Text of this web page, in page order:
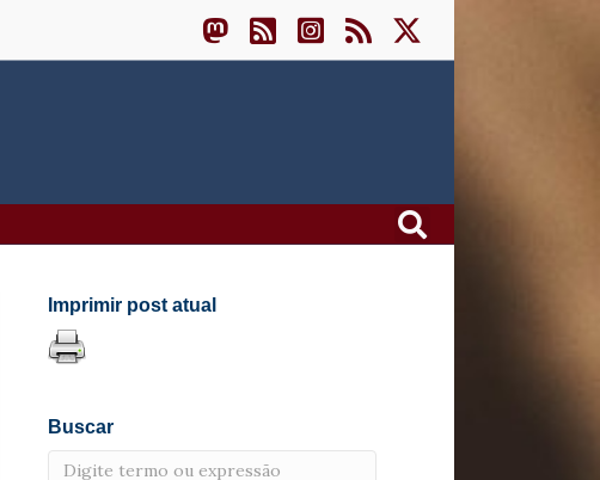
Imprimir post atual
Buscar